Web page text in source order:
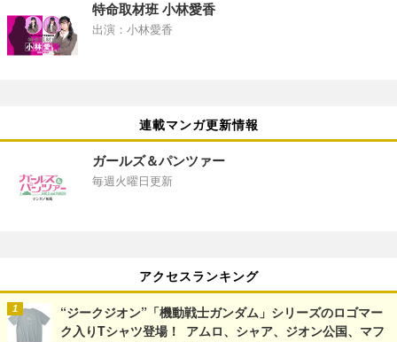
特命取材班 小林愛香
出演：小林愛香
連載マンガ更新情報
ガールズ＆パンツァー
毎週火曜日更新
アクセスランキング
“ジークジオン”「機動戦士ガンダム」シリーズのロゴマー
ク入りTシャツ登場！ アムロ、シャア、ジオン公国、マフ